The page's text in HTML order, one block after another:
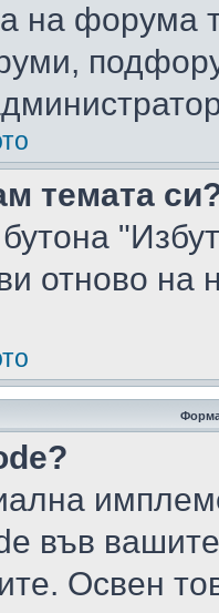
на форума
темата
отново на
във
Освен